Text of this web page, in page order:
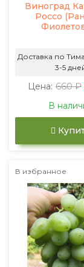
Виноград
Россо
Доставка по
3-5
Цена: 660 ₽
В
В избранное